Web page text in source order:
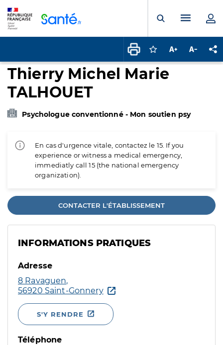
Ouvrir laMenu
Connectez-vous
Augmenter la
Thierry Michel Marie
TALHOUET
Psychologue conventionné - Mon soutien psy
En cas d'urgence vitale, contactez le 15. If you
experience or witness a medical emergency,
immediatly call 15 (the national emergency
organization).
CONTACTER L'ÉTABLISSEMENT
INFORMATIONS PRATIQUES
Adresse
8 Ravaguen,
56920 Saint-Gonnery
S'Y RENDRE
Téléphone